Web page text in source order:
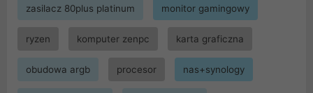
zasilacz 80plus platinum monitor gamingowy
ryzen komputer zenpc karta graficzna
obudowa argb procesor nas+synology